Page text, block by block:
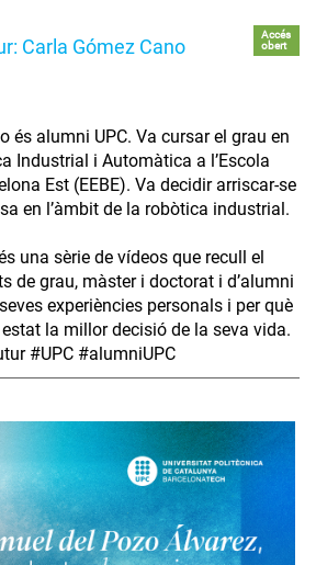
Carla Gómez Cano
Accés
obert
és alumni UPC. Va cursar el grau en
Industrial i Automàtica a l’Escola
Est (EEBE). Va decidir arriscar-se
en l’àmbit de la robòtica industrial.
una sèrie de vídeos que recull el
de grau, màster i doctorat i d’alumni
experiències personals i per què
la millor decisió de la seva vida.
#UPC #alumniUPC